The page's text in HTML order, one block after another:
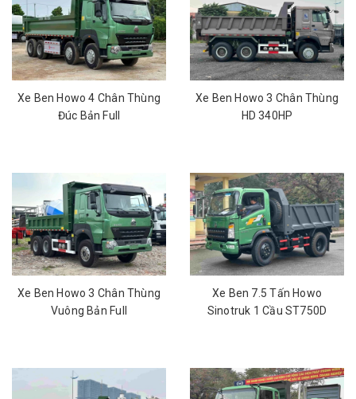
Xe Ben Howo 4 Chân Thùng
Đúc Bản Full
Xe Ben Howo 3 Chân Thùng
HD 340HP
Xe Ben Howo 3 Chân Thùng
Vuông Bản Full
Xe Ben 7.5 Tấn Howo
Sinotruk 1 Cầu ST750D